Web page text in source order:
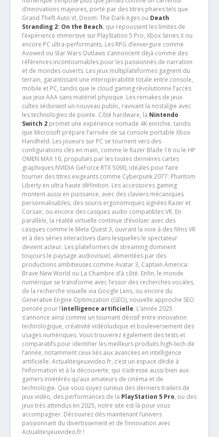
d’innovations majeures, porté par des titres phares tels que
Grand Theft Auto VI, Doom: The Dark Ages ou Death
Stranding 2: On the Beach, qui repoussent les limites de
l’expérience immersive sur PlayStation 5 Pro, Xbox Series X ou
encore PC ultra-performants. Les RPG d’envergure comme
Avowed ou Star Wars Outlaws s’annoncent déjà comme des
références incontournables pour les passionnés de narration
et de mondes ouverts. Les jeux multiplateformes gagnent du
terrain, garantissant une interopérabilité totale entre console,
mobile et PC, tandis que le cloud gaming révolutionne l’accès
aux jeux AAA sans matériel physique. Les remakes de jeux
cultes séduisent un nouveau public, ravivant la nostalgie avec
les technologies de pointe. Côté hardware, la Nintendo
Switch 2promet une expérience nomade 4K enrichie, tandis
que Microsoft prépare l’arrivée de sa console portable Xbox
Handheld. Les joueurs sur PC se tournent vers des
configurations clés en main, comme le Razer Blade 16 ou le HP
OMEN MAX 16, propulsés par les toutes dernières cartes
graphiques NVIDIA GeForce RTX 5090, idéales pour faire
tourner des titres exigeants comme Cyberpunk 2077: Phantom
Liberty en ultra haute définition. Les accessoires gaming
montent aussi en puissance, avec des claviers mécaniques
personnalisables, des souris ergonomiques signées Razer et
Corsair, ou encore des casques audio compatibles VR. En
parallèle, la réalité virtuelle continue d’évoluer avec des
casques comme le Meta Quest 3, ouvrant la voie à des films VR
et à des séries interactives dans lesquelles le spectateur
devient acteur. Les plateformes de streaming dominent
toujours le paysage audiovisuel, alimentées par des
productions ambitieuses comme Avatar 3, Captain America:
Brave New World ou La Chambre d’à côté. Enfin, le monde
numérique se transforme avec l’essor des recherches vocales,
de la recherche visuelle via Google Lens, ou encore du
Generative Engine Optimization (GEO), nouvelle approche SEO
pensée pour l’intelligence artificielle. L’année 2025
s’annonce ainsi comme un tournant décisif entre innovation
technologique, créativité vidéoludique et bouleversement des
usages numériques. Vous trouverez également des tests et
comparatifs pour identifier les meilleurs produits high-tech de
l’année, notamment ceux liés aux avancées en intelligence
artificielle. Actualitesjeuxvideo.fr, c’est un espace dédié à
l’information et à la découverte, qui s’adresse aussi bien aux
gamers invétérés qu’aux amateurs de cinéma et de
technologie. Que vous soyez curieux des derniers trailers de
jeux vidéo, des performances de la PlayStation 5 Pro, ou des
jeux très attendus en 2025, notre site est là pour vous
accompagner. Découvrez dès maintenant l’univers
passionnant du divertissement et de l’innovation avec
Actualitesjeuxvideo.fr !